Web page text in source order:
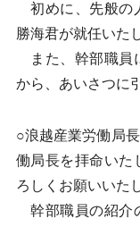
初めに、先般の
勝海君が就任いた
また、幹部職員
から、あいさつに
○浪越産業労働局
働局長を拝命いた
ろしくお願いいた
幹部職員の紹介